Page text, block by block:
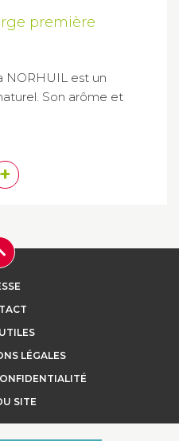
première
NORHUIL est un
Son arôme et
+
LÉGALES
SITE